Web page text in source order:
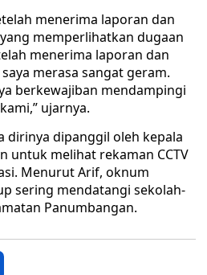
menerima laporan dan
memperlihatkan dugaan
menerima laporan dan
merasa sangat geram.
berkewajiban mendampingi
ujarnya.
dirinya dipanggil oleh kepala
untuk melihat rekaman CCTV
Menurut Arif, oknum
sering mendatangi sekolah-
Panumbangan.